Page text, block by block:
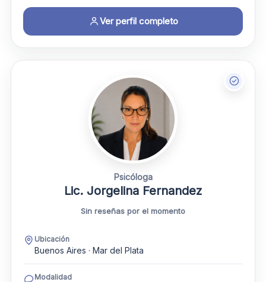
Ver perfil completo
Psicóloga
Lic. Jorgelina Fernandez
Sin reseñas por el momento
Ubicación
Buenos Aires · Mar del Plata
Modalidad